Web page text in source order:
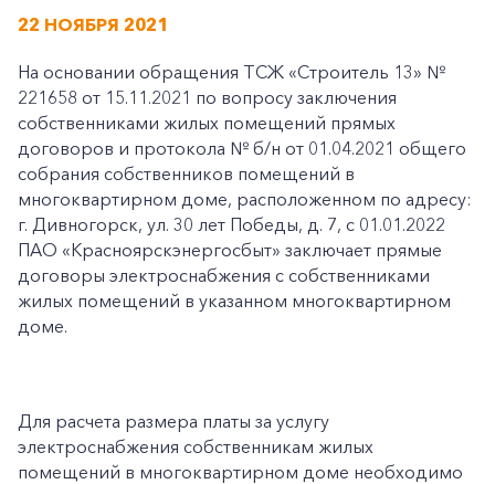
22 НОЯБРЯ 2021
На основании обращения ТСЖ «Строитель 13» №
221658 от 15.11.2021 по вопросу заключения
собственниками жилых помещений прямых
договоров и протокола № б/н от 01.04.2021 общего
собрания собственников помещений в
многоквартирном доме, расположенном по адресу:
г. Дивногорск, ул. 30 лет Победы, д. 7, с 01.01.2022
ПАО «Красноярскэнергосбыт» заключает прямые
договоры электроснабжения с собственниками
жилых помещений в указанном многоквартирном
доме.
Для расчета размера платы за услугу
электроснабжения собственникам жилых
помещений в многоквартирном доме необходимо